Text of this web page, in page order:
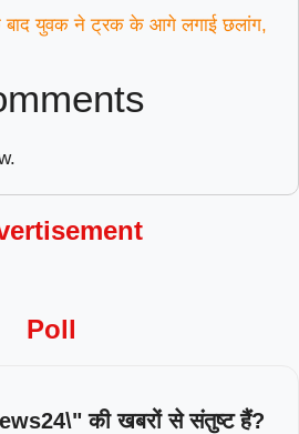
बाद युवक ने ट्रक के आगे लगाई छलांग,
Poll
की खबरों से संतुष्ट हैं?